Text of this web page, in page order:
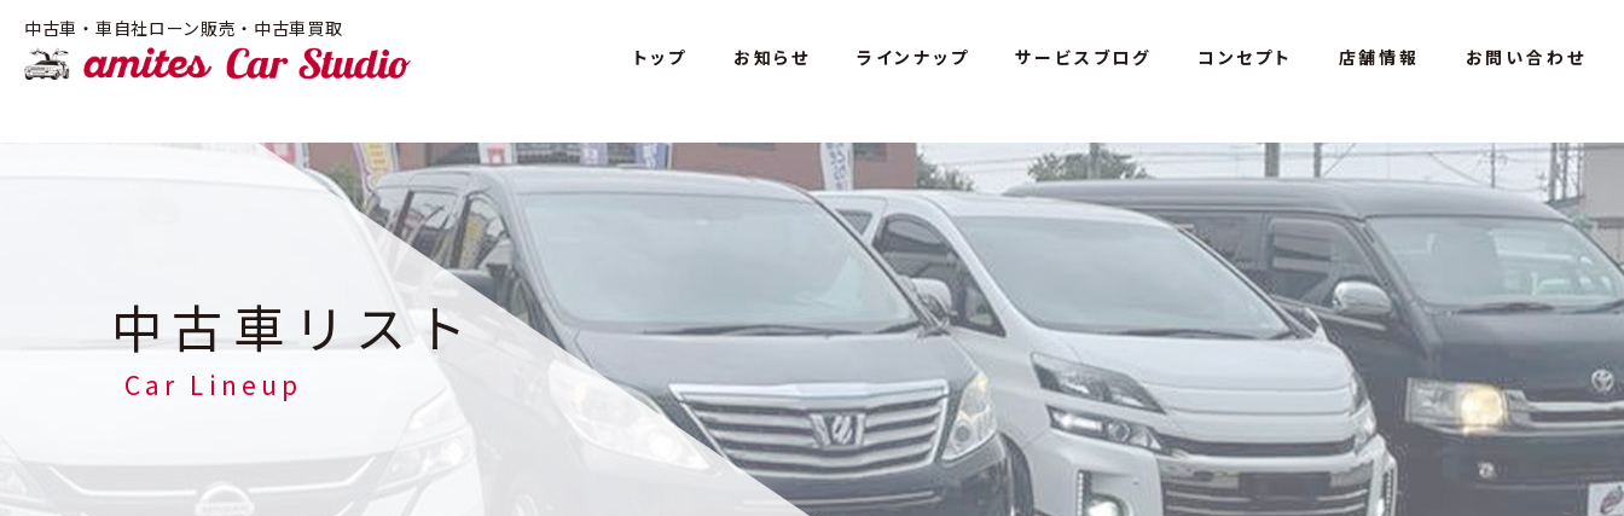
中古車・車自社ローン販売・中古車買取
amites Car Studio - アミテス カースタジオ
トップ お知らせ ラインナップ サービスブログ コンセプト 店舗情報 お問い合わせ
中古車リスト
Car Lineup